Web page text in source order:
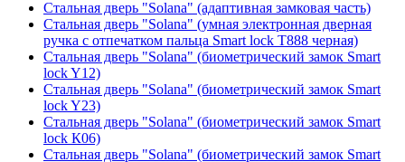
Стальная дверь "Solana" (адаптивная замковая часть)
Стальная дверь "Solana" (умная электронная дверная
ручка с отпечатком пальца Smart lock T888 черная)
Стальная дверь "Solana" (биометрический замок Smart
lock Y12)
Стальная дверь "Solana" (биометрический замок Smart
lock Y23)
Стальная дверь "Solana" (биометрический замок Smart
lock К06)
Стальная дверь "Solana" (биометрический замок Smart